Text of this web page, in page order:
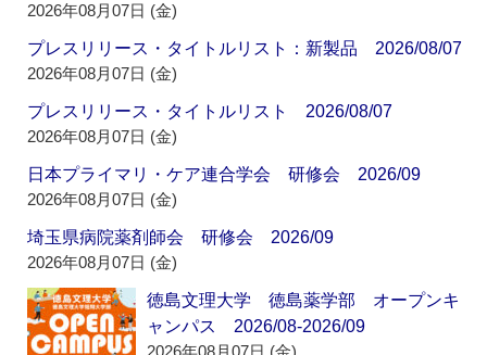
2026年08月07日 (金)
プレスリリース・タイトルリスト：新製品 2026/08/07
2026年08月07日 (金)
プレスリリース・タイトルリスト 2026/08/07
2026年08月07日 (金)
日本プライマリ・ケア連合学会 研修会 2026/09
2026年08月07日 (金)
埼玉県病院薬剤師会 研修会 2026/09
2026年08月07日 (金)
徳島文理大学 徳島薬学部 オープンキ
ャンパス 2026/08-2026/09